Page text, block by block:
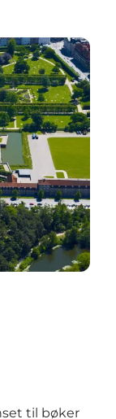
til bøker